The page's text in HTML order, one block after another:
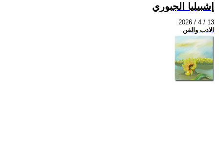
إشبيليا الجبوري
2026 / 4 / 13
الادب والفن